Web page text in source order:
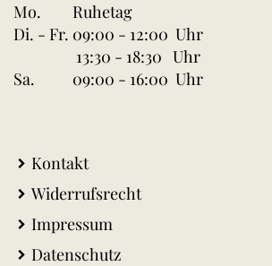
Mo.
Ruhetag
Di. - Fr. 09:00 - 12:00 Uhr
13:30 - 18:30 Uhr
Sa.
09:00 - 16:00 Uhr
Kontakt
Widerrufsrecht
Impressum
Datenschutz